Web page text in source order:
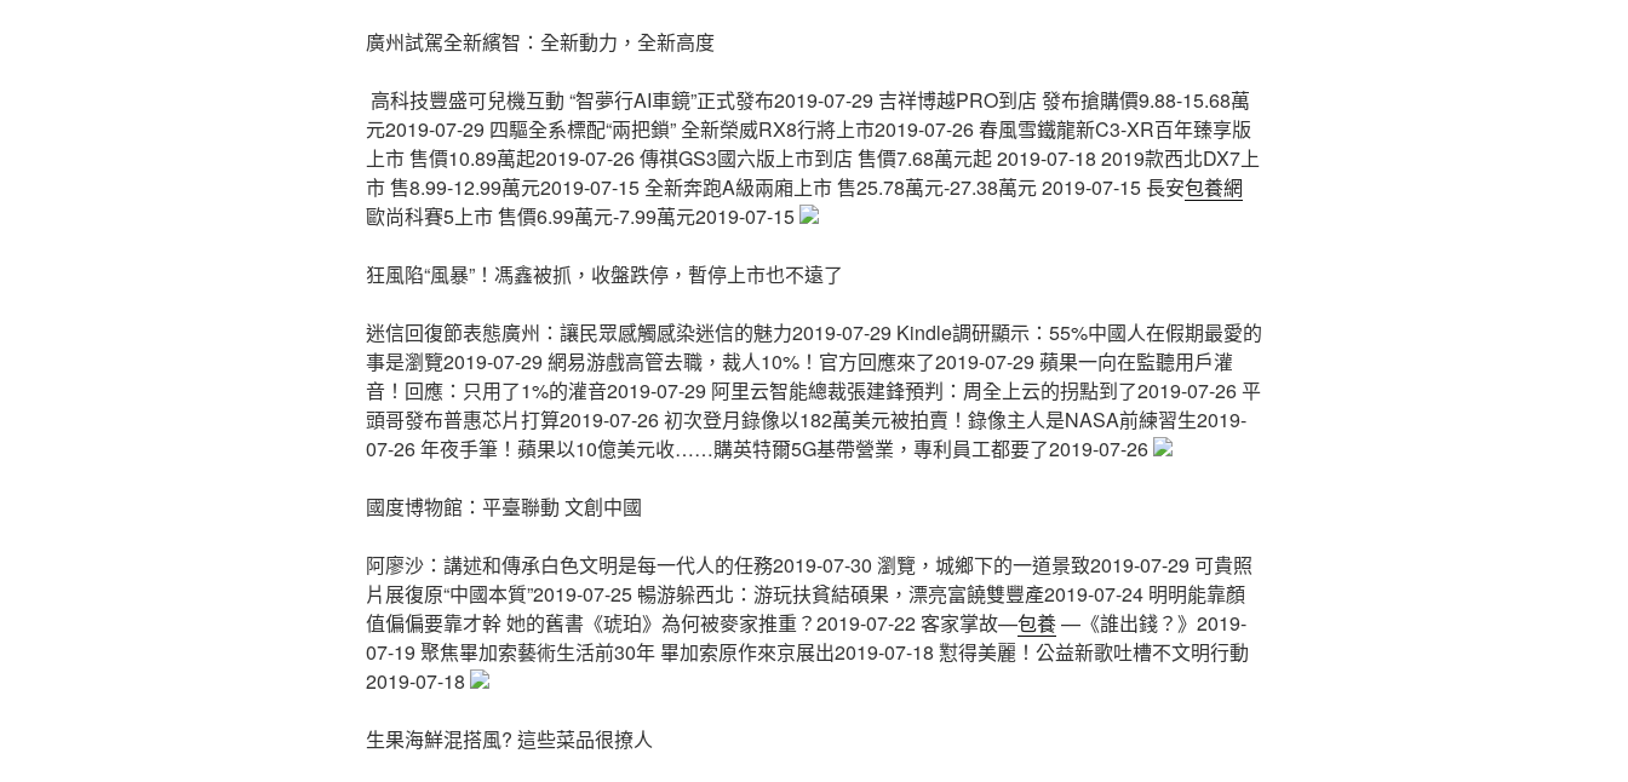
廣州試駕全新繽智：全新動力，全新高度
​ 高科技豐盛可兒機互動 “智夢行AI車鏡”正式發布2019-07-29 吉祥博越PRO到店 發布搶購價9.88-15.68萬
元2019-07-29 四驅全系標配“兩把鎖” 全新榮威RX8行將上市​2019-07-26 ​春風雪鐵龍新C3-XR百年臻享版
上市 售價10.89萬起2019-07-26 ​傳祺GS3國六版上市到店 售價7.68萬元起 2019-07-18 2019款西北DX7上
市 售8.99-12.99萬元2019-07-15 全新奔跑A級兩廂上市 售25.78萬元-27.38萬元 2019-07-15 長安包養網
歐尚科賽5上市 售價6.99萬元-7.99萬元2019-07-15
狂風陷“風暴”！馮鑫被抓，收盤跌停，暫停上市也不遠了
迷信回復節表態廣州：讓民眾感觸感染迷信的魅力2019-07-29 Kindle調研顯示：55%中國人在假期最愛的
事是瀏覽2019-07-29 網易游戲高管去職，裁人10%！官方回應來了2019-07-29 蘋果一向在監聽用戶灌
音！回應：只用了1%的灌音2019-07-29 阿里云智能總裁張建鋒預判：周全上云的拐點到了2019-07-26 平
頭哥發布普惠芯片打算2019-07-26 初次登月錄像以182萬美元被拍賣！錄像主人是NASA前練習生2019-
07-26 年夜手筆！蘋果以10億美元收……購英特爾5G基帶營業，專利員工都要了2019-07-26
國度博物館：平臺聯動 文創中國
阿廖沙：講述和傳承白色文明是每一代人的任務2019-07-30 瀏覽，城鄉下的一道景致2019-07-29 可貴照
片展復原“中國本質”2019-07-25 暢游躲西北：游玩扶貧結碩果，漂亮富饒雙豐產2019-07-24 明明能靠顏
值偏偏要靠才幹 她的舊書《琥珀》為何被麥家推重？2019-07-22 客家掌故—包養—《誰出錢？》2019-
07-19 聚焦畢加索藝術生活前30年 畢加索原作來京展出2019-07-18 懟得美麗！公益新歌吐槽不文明行動
2019-07-18
生果海鮮混搭風? 這些菜品很撩人